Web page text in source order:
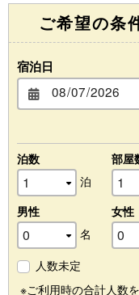
ご希望の条
宿泊日
泊数
泊
部屋
男性
名
女性
人数未定
※ご利用時の合計人数